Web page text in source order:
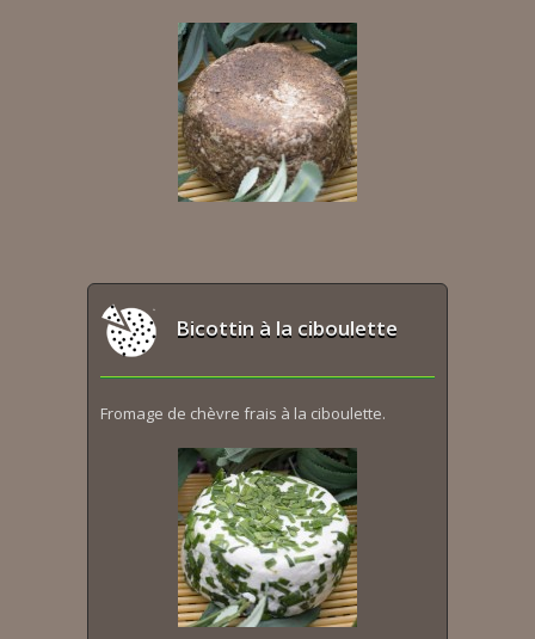
Bicottin à la ciboulette
Fromage de chèvre frais à la ciboulette.